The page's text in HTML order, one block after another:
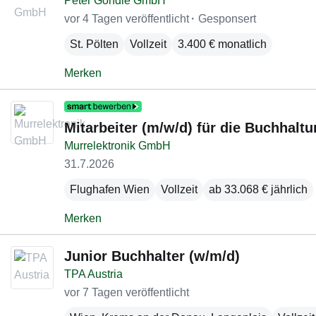
vor 4 Tagen veröffentlicht
Gesponsert
St. Pölten Vollzeit 3.400 € monatlich
Merken
Mitarbeiter (m/w/d) für die
Murrelektronik GmbH
31.7.2026
Flughafen Wien Vollzeit ab 33.068 € jährlich
Merken
Junior Buchhalter (w/m/d)
TPA Austria
vor 7 Tagen veröffentlicht